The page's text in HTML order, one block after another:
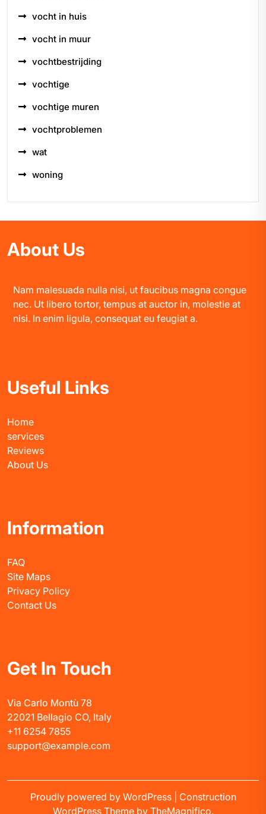
vocht in huis
vocht in muur
vochtbestrijding
vochtige
vochtige muren
vochtproblemen
wat
woning
About Us
Nam malesuada nulla nisi, ut faucibus magna congue
nec. Ut libero tortor, tempus at auctor in, molestie at
nisi. In enim ligula, consequat eu feugiat a.
Useful Links
Home
services
Reviews
About Us
Information
FAQ
Site Maps
Privacy Policy
Contact Us
Get In Touch
Via Carlo Montù 78
22021 Bellagio CO, Italy
+11 6254 7855
support@example.com
Proudly powered by WordPress
Construction
WordPress Theme by TheMagnifico.